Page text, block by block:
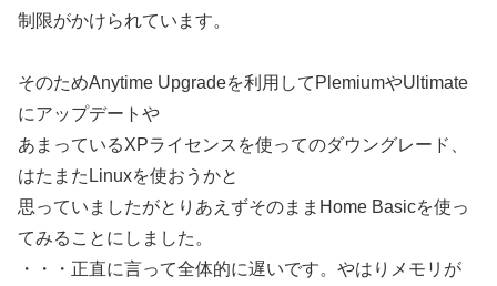
制限がかけられています。
そのためAnytime Upgradeを利用してPlemiumやUltimate
にアップデートや
あまっているXPライセンスを使ってのダウングレード、
はたまたLinuxを使おうかと
思っていましたがとりあえずそのままHome Basicを使っ
てみることにしました。
・・・正直に言って全体的に遅いです。やはりメモリが